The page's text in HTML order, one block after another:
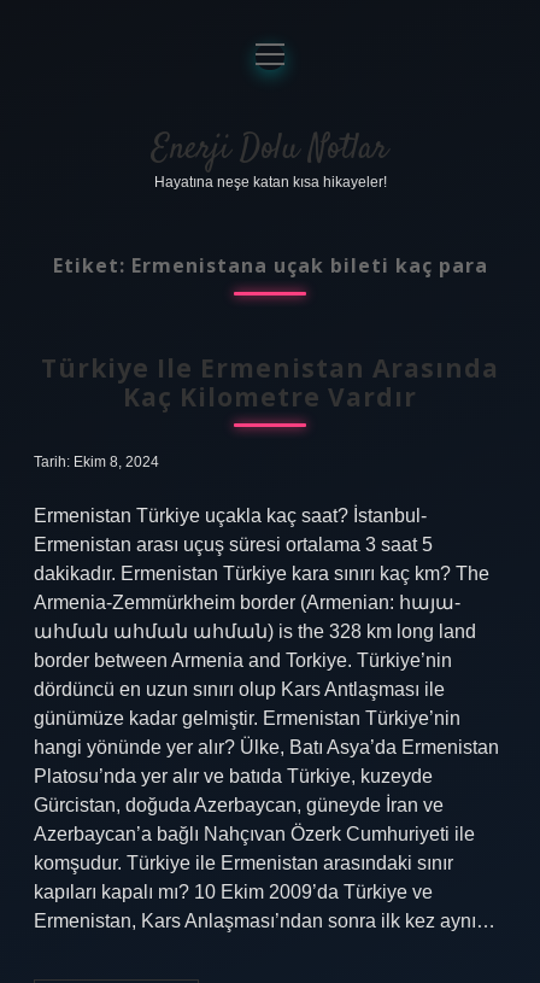
Anasayfa
Gizlilik Politikası
Yasal Uyarı
menüyü
aç
Enerji Dolu Notlar
Hayatına neşe katan kısa hikayeler!
Etiket: Ermenistana uçak bileti kaç para
Türkiye Ile Ermenistan Arasında
Kaç Kilometre Vardır
Tarih: Ekim 8, 2024
Ermenistan Türkiye uçakla kaç saat? İstanbul-
Ermenistan arası uçuş süresi ortalama 3 saat 5
dakikadır. Ermenistan Türkiye kara sınırı kaç km? The
Armenia-Zemmürkheim border (Armenian: հայա-
ահման ահման ահման) is the 328 km long land
border between Armenia and Torkiye. Türkiye’nin
dördüncü en uzun sınırı olup Kars Antlaşması ile
günümüze kadar gelmiştir. Ermenistan Türkiye’nin
hangi yönünde yer alır? Ülke, Batı Asya’da Ermenistan
Platosu’nda yer alır ve batıda Türkiye, kuzeyde
Gürcistan, doğuda Azerbaycan, güneyde İran ve
Azerbaycan’a bağlı Nahçıvan Özerk Cumhuriyeti ile
komşudur. Türkiye ile Ermenistan arasındaki sınır
kapıları kapalı mı? 10 Ekim 2009’da Türkiye ve
Ermenistan, Kars Anlaşması’ndan sonra ilk kez aynı…